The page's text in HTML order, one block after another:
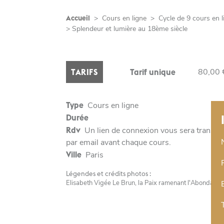
Accueil > Cours en ligne > Cycle de 9 cours en
> Splendeur et lumière au 18ème siècle
TARIFS Tarif unique 80,00
Type Cours en ligne
Durée
Rdv Un lien de connexion vous sera transmis
par email avant chaque cours.
Ville Paris
Légendes et crédits photos :
Elisabeth Vigée Le Brun, la Paix ramenant l'Abondance